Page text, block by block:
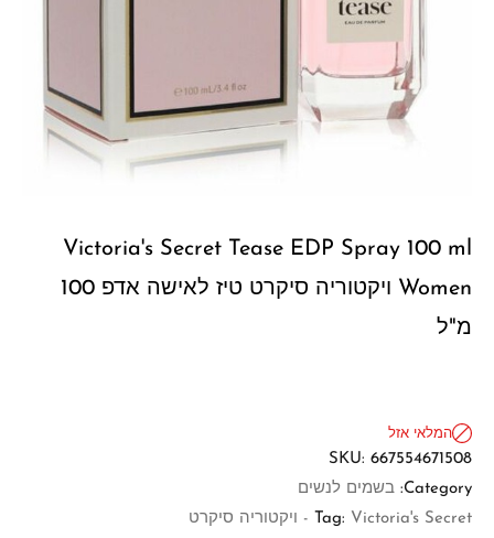
Victoria's Secret Tease EDP Spray 100 ml
Women ויקטוריה סיקרט טיז לאישה אדפ 100
מ"ל
המלאי אזל
SKU: 667554671508
Category: בשמים לנשים
Tag: Victoria's Secret - ויקטוריה סיקרט